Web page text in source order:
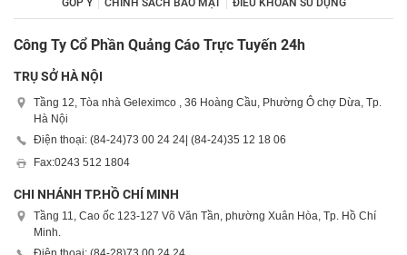
GÓP Ý CHÍNH SÁCH BẢO MẬT ĐIỀU KHOẢN SỬ DỤNG
Công Ty Cổ Phần Quảng Cáo Trực Tuyến 24h
TRỤ SỞ HÀ NỘI
Tầng 12, Tòa nhà Geleximco , 36 Hoàng Cầu, Phường Ô chợ Dừa, Tp.
Hà Nội
Điện thoại: (84-24)73 00 24 24 | (84-24)35 12 18 06
Fax:0243 512 1804
CHI NHÁNH TP.HỒ CHÍ MINH
Tầng 11, Cao ốc 123-127 Võ Văn Tần, phường Xuân Hòa, Tp. Hồ Chí
Minh.